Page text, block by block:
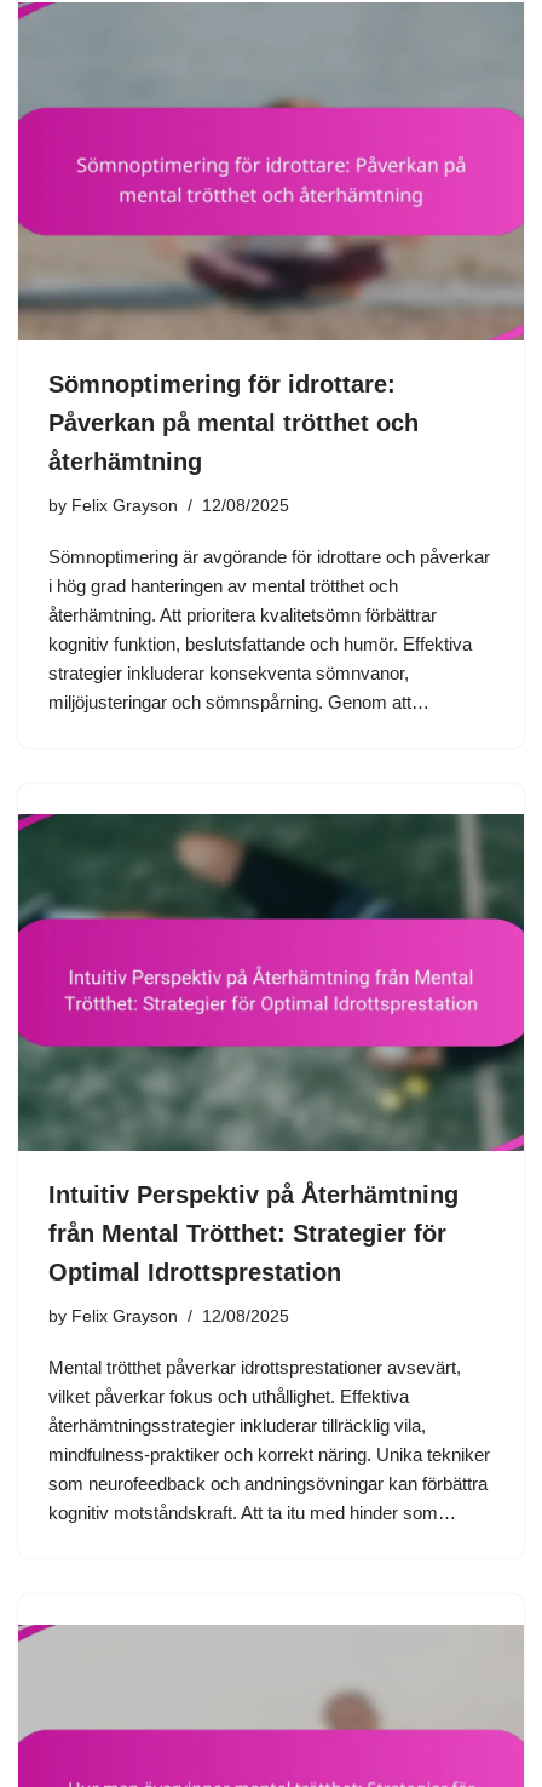
Sömnoptimering för idrottare:
Påverkan på mental trötthet och
återhämtning
by Felix Grayson 12/08/2025
Sömnoptimering är avgörande för idrottare och påverkar
i hög grad hanteringen av mental trötthet och
återhämtning. Att prioritera kvalitetsömn förbättrar
kognitiv funktion, beslutsfattande och humör. Effektiva
strategier inkluderar konsekventa sömnvanor,
miljöjusteringar och sömnspårning. Genom att…
Intuitiv Perspektiv på Återhämtning
från Mental Trötthet: Strategier för
Optimal Idrottsprestation
by Felix Grayson 12/08/2025
Mental trötthet påverkar idrottsprestationer avsevärt,
vilket påverkar fokus och uthållighet. Effektiva
återhämtningsstrategier inkluderar tillräcklig vila,
mindfulness-praktiker och korrekt näring. Unika tekniker
som neurofeedback och andningsövningar kan förbättra
kognitiv motståndskraft. Att ta itu med hinder som…